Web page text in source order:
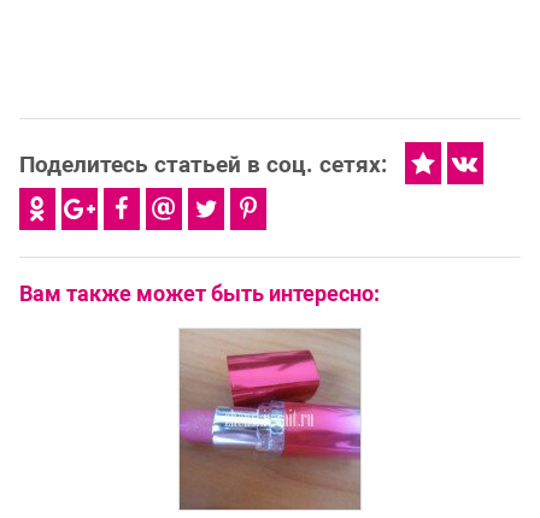
Поделитесь статьей в соц. сетях:
Вам также может быть интересно: